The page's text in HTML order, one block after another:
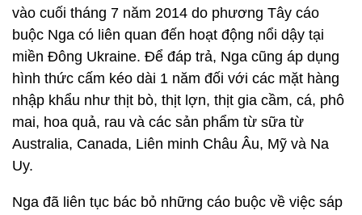
vào cuối tháng 7 năm 2014 do phương Tây cáo
buộc Nga có liên quan đến hoạt động nổi dậy tại
miền Đông Ukraine. Để đáp trả, Nga cũng áp dụng
hình thức cấm kéo dài 1 năm đối với các mặt hàng
nhập khẩu như thịt bò, thịt lợn, thịt gia cầm, cá, phô
mai, hoa quả, rau và các sản phẩm từ sữa từ
Australia, Canada, Liên minh Châu Âu, Mỹ và Na
Uy.
Nga đã liên tục bác bỏ những cáo buộc về việc sáp